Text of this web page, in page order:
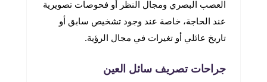
العصب البصري ومجال النظر أو فحوصات تصويرية
عند الحاجة، خاصة عند وجود تشخيص سابق أو
تاريخ عائلي أو تغيرات في مجال الرؤية.
جراحات تصريف سائل العين